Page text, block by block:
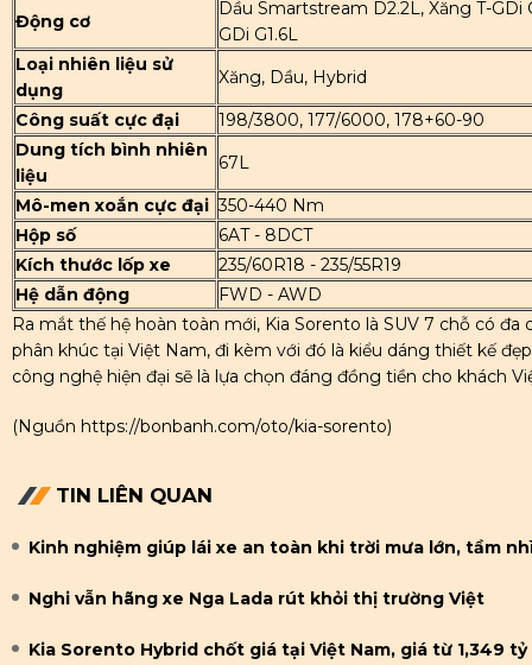
Động cơ
Dầu Smartstream D2.2L, Xăng T-GDi
GDi G1.6L
Loại nhiên liệu sử
dụng
Xăng, Dầu, Hybrid
Công suất cực đại
198/3800, 177/6000, 178+60-90
Dung tích bình nhiên
liệu
67L
Mô-men xoắn cực đại 350-440 Nm
Hộp số
6AT - 8DCT
Kích thước lốp xe
235/60R18 - 235/55R19
Hệ dẫn động
FWD - AWD
Ra mắt thế hệ hoàn toàn mới, Kia Sorento là SUV 7 chỗ có đa
phân khúc tại Việt Nam, đi kèm với đó là kiểu dáng thiết kế
công nghệ hiện đại sẽ là lựa chọn đáng đồng tiền cho khách
(Nguồn https://bonbanh.com/oto/kia-sorento)
TIN LIÊN QUAN
Kinh nghiệm giúp lái xe an toàn khi trời mưa lớn, tầm
Nghi vẫn hãng xe Nga Lada rút khỏi thị trường Việt
Kia Sorento Hybrid chốt giá tại Việt Nam, giá từ 1,349